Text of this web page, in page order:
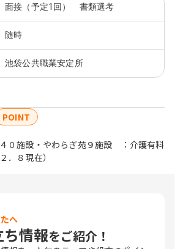
面接（予定1回） 書類選考
随時
池袋公共職業安定所
POINT
０施設・やわらぎ苑９施設 ：介護有料
．８現在）
へ
情報をご紹介！